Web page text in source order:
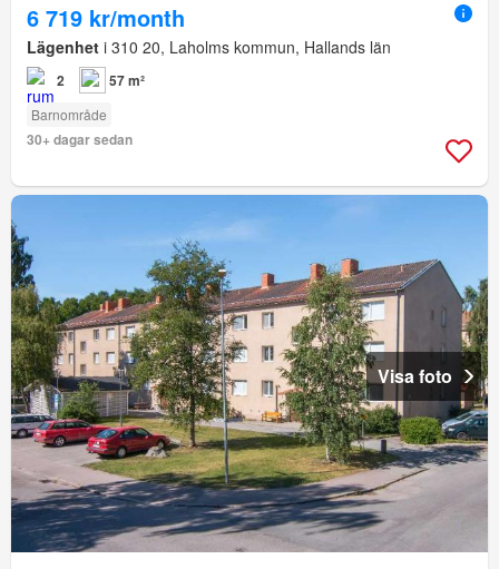
6 719 kr/month
Lägenhet i 310 20, Laholms kommun, Hallands län
2 57 m²
Barnområde
30+ dagar sedan
Visa foto